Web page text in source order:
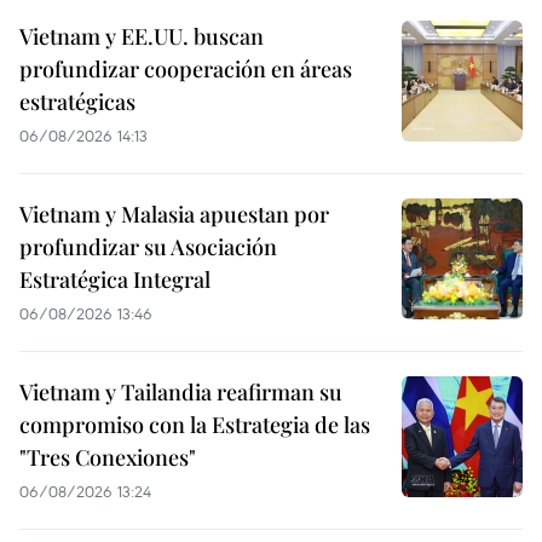
Vietnam y EE.UU. buscan
profundizar cooperación en áreas
estratégicas
06/08/2026 14:13
Vietnam y Malasia apuestan por
profundizar su Asociación
Estratégica Integral
06/08/2026 13:46
Vietnam y Tailandia reafirman su
compromiso con la Estrategia de las
"Tres Conexiones"
06/08/2026 13:24